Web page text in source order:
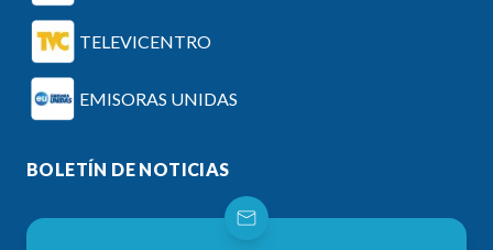
TELEVICENTRO
EMISORAS UNIDAS
BOLETÍN DE NOTICIAS